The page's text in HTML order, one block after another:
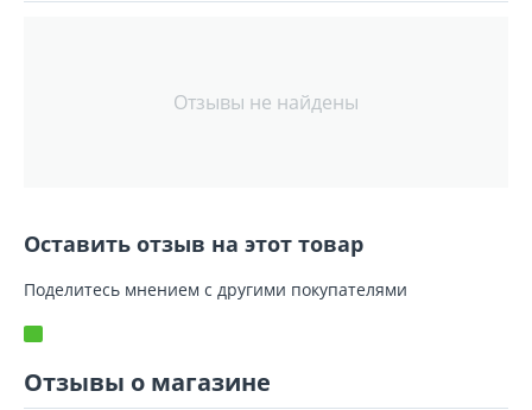
Отзывы не найдены
Оставить отзыв на этот товар
Поделитесь мнением с другими покупателями
Отзывы о магазине